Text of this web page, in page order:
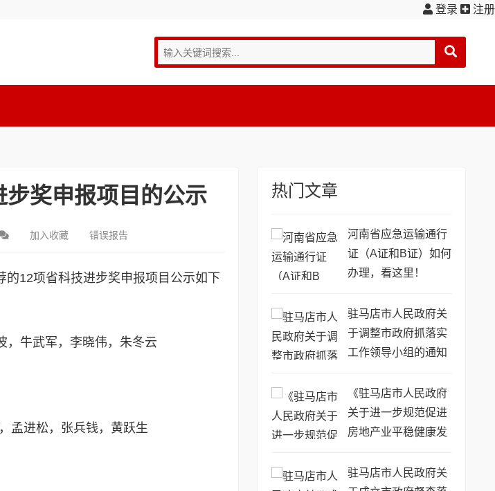
登录 注册
奖申报项目的公示
加入收藏 错误报告
12项省科技进步奖申报项目公示如下
，牛武军，李晓伟，朱冬云
孟进松，张兵钱，黄跃生
热门文章
河南省应急运输通行
证（A证和B证）如何
办理，看这里！
驻马店市人民政府关
于调整市政府抓落实
工作领导小组的通知
《驻马店市人民政府
关于进一步规范促进
房地产业平稳健康发
驻马店市人民政府关